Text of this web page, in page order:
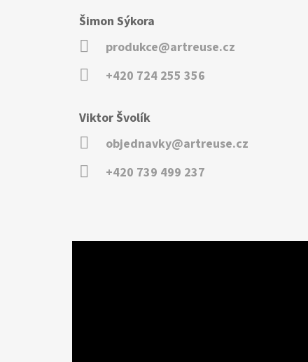
Šimon Sýkora
produkce@artreuse.cz
+420 724 255 356
Viktor Švolík
objednavky@artreuse.cz
+420 739 499 237